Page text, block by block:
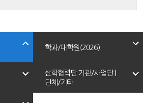
학과/대학원(2026)
산학협력단 기관/사업단 |
단체/기타